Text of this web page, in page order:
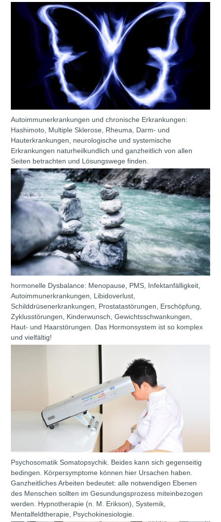
Autoimmunerkrankungen und chronische Erkrankungen:
Hashimoto, Multiple Sklerose, Rheuma, Darm- und
Hauterkrankungen, neurologische und systemische
Erkrankungen naturheilkundlich und ganzheitlich von allen
Seiten betrachten und Lösungswege finden.
hormonelle Dysbalance: Menopause, PMS, Infektanfälligkeit,
Autoimmunerkrankungen, Libidoverlust,
Schilddrüsenerkrankungen, Prostatastörungen, Erschöpfung,
Zyklusstörungen, Kinderwunsch, Gewichtsschwankungen,
Haut- und Haarstörungen. Das Hormonsystem ist so komplex
und vielfältig!
Psychosomatik Somatopsychik. Beides kann sich gegenseitig
bedingen. Körpersymptome können hier Ursachen haben.
Ganzheitliches Arbeiten bedeutet: alle notwendigen Ebenen
des Menschen sollten im Gesundungsprozess miteinbezogen
werden. Hypnotherapie (n. M. Erikson), Systemik,
Mentalfeldtherapie, Psychokinesiologie.